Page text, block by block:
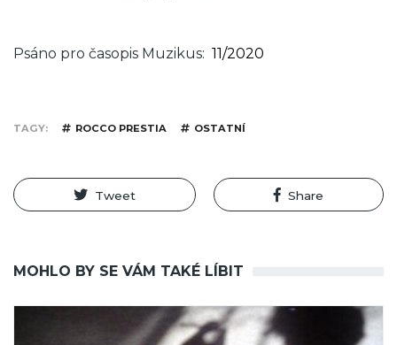
Psáno pro časopis Muzikus 11/2020
TAGY ROCCO PRESTIA OSTATNÍ
Tweet Share
MOHLO BY SE VÁM TAKÉ LÍBIT